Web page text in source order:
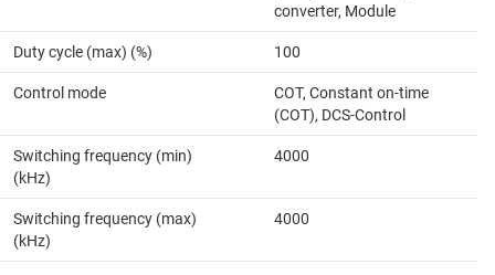
converter, Module
Duty cycle (max) (%) 100
Control mode
COT, Constant on-time
(COT), DCS-Control
Switching frequency (min)
(kHz)
4000
Switching frequency (max)
(kHz)
4000